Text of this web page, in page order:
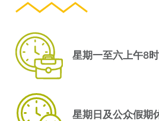
星期一至六上午8
星期日及公众假期